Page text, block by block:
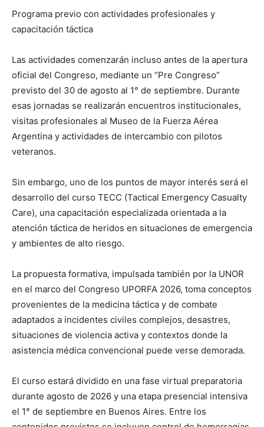
Programa previo con actividades profesionales y
capacitación táctica
Las actividades comenzarán incluso antes de la apertura
oficial del Congreso, mediante un “Pre Congreso”
previsto del 30 de agosto al 1° de septiembre. Durante
esas jornadas se realizarán encuentros institucionales,
visitas profesionales al Museo de la Fuerza Aérea
Argentina y actividades de intercambio con pilotos
veteranos.
Sin embargo, uno de los puntos de mayor interés será el
desarrollo del curso TECC (Tactical Emergency Casualty
Care), una capacitación especializada orientada a la
atención táctica de heridos en situaciones de emergencia
y ambientes de alto riesgo.
La propuesta formativa, impulsada también por la UNOR
en el marco del Congreso UPORFA 2026, toma conceptos
provenientes de la medicina táctica y de combate
adaptados a incidentes civiles complejos, desastres,
situaciones de violencia activa y contextos donde la
asistencia médica convencional puede verse demorada.
El curso estará dividido en una fase virtual preparatoria
durante agosto de 2026 y una etapa presencial intensiva
el 1° de septiembre en Buenos Aires. Entre los